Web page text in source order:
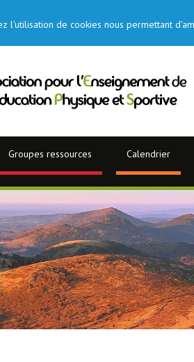
l'utilisation de cookies nous permettant
Groupes ressources Calendrier